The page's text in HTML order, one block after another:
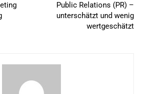
Public Relations (PR) –
unterschätzt und wenig
wertgeschätzt